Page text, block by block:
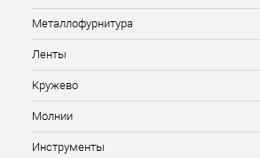
Металлофурнитура
Ленты
Кружево
Молнии
Инструменты